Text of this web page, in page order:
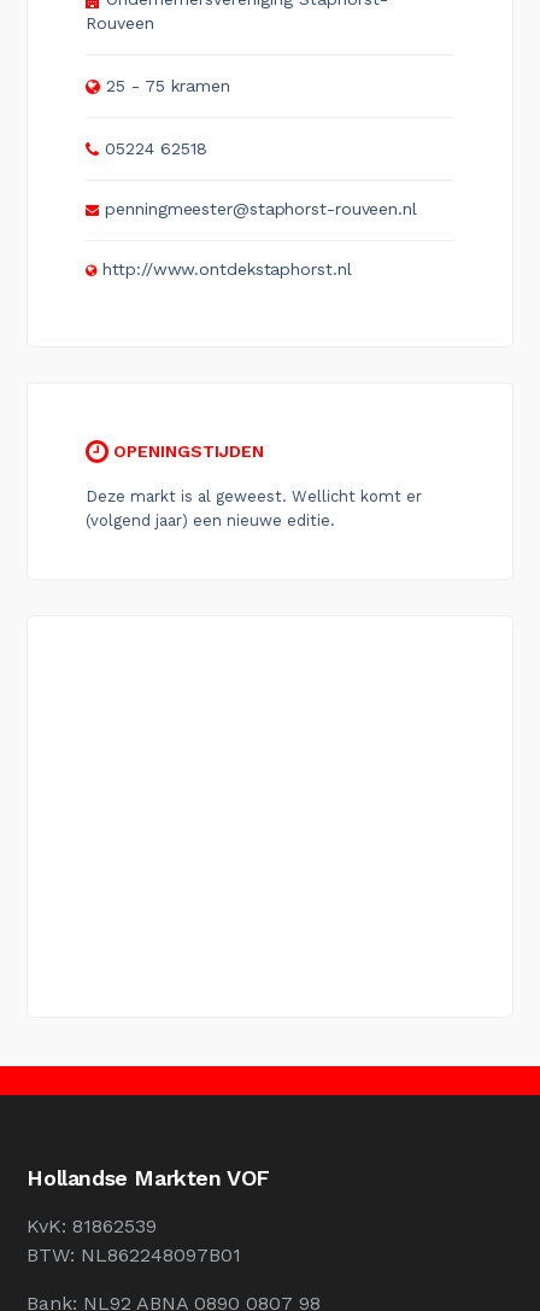
Rouveen
25 - 75 kramen
05224 62518
penningmeester@staphorst-rouveen.nl
http://www.ontdekstaphorst.nl
OPENINGSTIJDEN
Deze markt is al geweest. Wellicht komt er
(volgend jaar) een nieuwe editie.
Hollandse Markten VOF
KvK: 81862539
BTW: NL862248097B01
Bank: NL92 ABNA 0890 0807 98